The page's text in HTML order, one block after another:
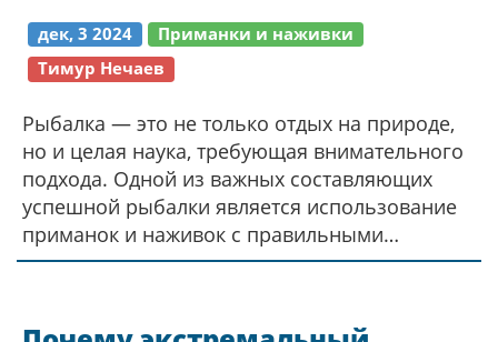
дек, 3 2024
Приманки и наживки
Тимур Нечаев
Рыбалка — это не только отдых на природе,
но и целая наука, требующая внимательного
подхода. Одной из важных составляющих
успешной рыбалки является использование
приманок и наживок с правильными
запахами. Ведь не секрет, что рыба часто